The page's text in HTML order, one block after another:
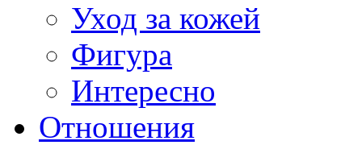
Уход за кожей
Фигура
Интересно
Отношения